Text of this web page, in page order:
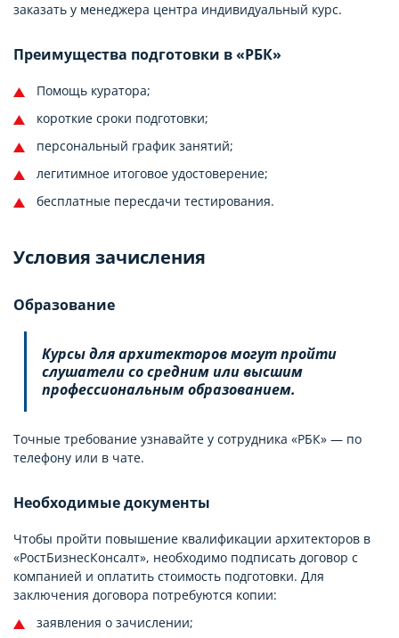
заказать у менеджера центра индивидуальный курс.
Преимущества подготовки в «РБК»
Помощь куратора;
короткие сроки подготовки;
персональный график занятий;
легитимное итоговое удостоверение;
бесплатные пересдачи тестирования.
Условия зачисления
Образование
Курсы для архитекторов могут пройти
слушатели со средним или высшим
профессиональным образованием.
Точные требование узнавайте у сотрудника «РБК» — по
телефону или в чате.
Необходимые документы
Чтобы пройти повышение квалификации архитекторов в
«РостБизнесКонсалт», необходимо подписать договор с
компанией и оплатить стоимость подготовки. Для
заключения договора потребуются копии:
заявления о зачислении;